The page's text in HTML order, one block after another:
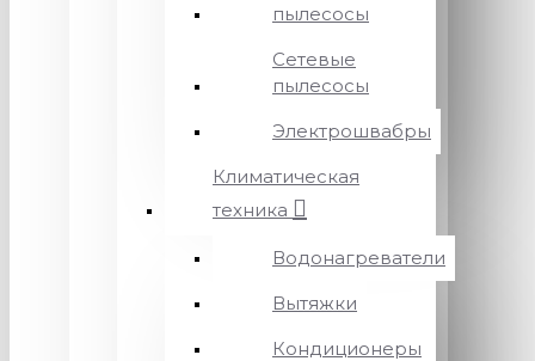
пылесосы
Сетевые
пылесосы
Электрошвабры
Климатическая
техника
Водонагреватели
Вытяжки
Кондиционеры